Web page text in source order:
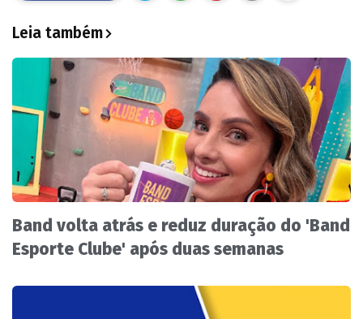
Leia também
Band volta atrás e reduz duração do 'Band
Esporte Clube' após duas semanas